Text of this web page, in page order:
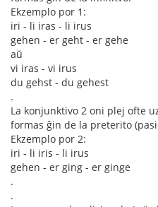
Ekzemplo por 1:
iri - li iras - li irus
gehen - er geht - er gehe
aŭ
vi iras - vi irus
du gehst - du gehest
.
La konjunktivo 2 oni plej ofte
formas ĝin de la preterito
Ekzemplo por 2:
iri - li iris - li irus
gehen - er ging - er ginge
.
.